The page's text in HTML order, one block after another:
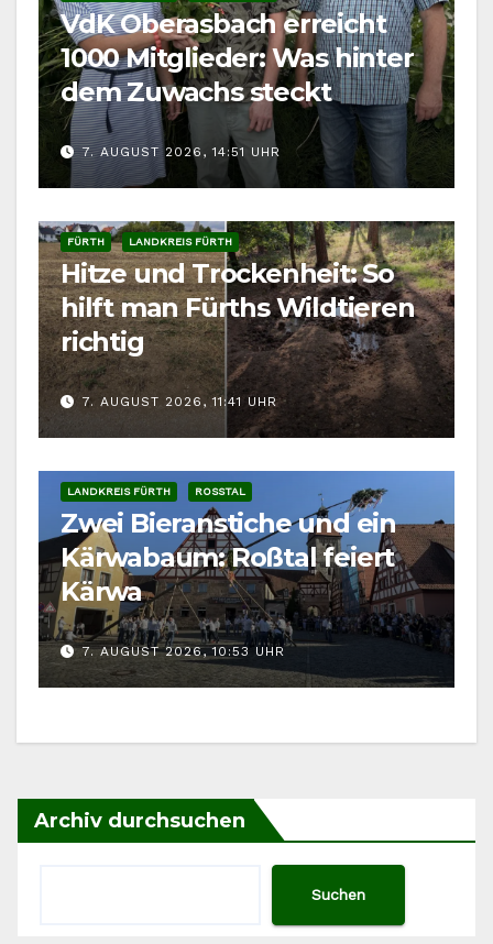
VdK Oberasbach erreicht
1000 Mitglieder: Was hinter
dem Zuwachs steckt
7. AUGUST 2026, 14:51 UHR
FÜRTH LANDKREIS FÜRTH
Hitze und Trockenheit: So
hilft man Fürths Wildtieren
richtig
7. AUGUST 2026, 11:41 UHR
LANDKREIS FÜRTH ROSSTAL
Zwei Bieranstiche und ein
Kärwabaum: Roßtal feiert
Kärwa
7. AUGUST 2026, 10:53 UHR
Archiv durchsuchen
Suchen